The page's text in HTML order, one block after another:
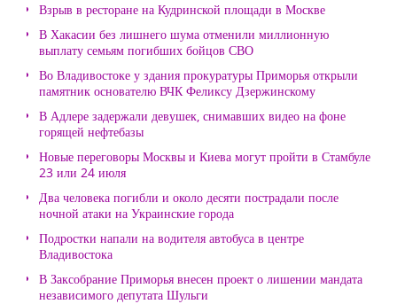
Взрыв в ресторане на Кудринской площади в Москве
В Хакасии без лишнего шума отменили миллионную
выплату семьям погибших бойцов СВО
Во Владивостоке у здания прокуратуры Приморья открыли
памятник основателю ВЧК Феликсу Дзержинскому
В Адлере задержали девушек, снимавших видео на фоне
горящей нефтебазы
Новые переговоры Москвы и Киева могут пройти в Стамбуле
23 или 24 июля
Два человека погибли и около десяти пострадали после
ночной атаки на Украинские города
Подростки напали на водителя автобуса в центре
Владивостока
В Заксобрание Приморья внесен проект о лишении мандата
независимого депутата Шульги